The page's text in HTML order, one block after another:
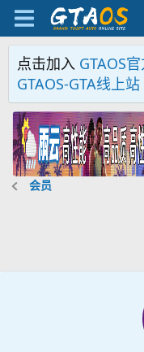
点击加入 GTAOS
GTAOS-GTA线上
会员